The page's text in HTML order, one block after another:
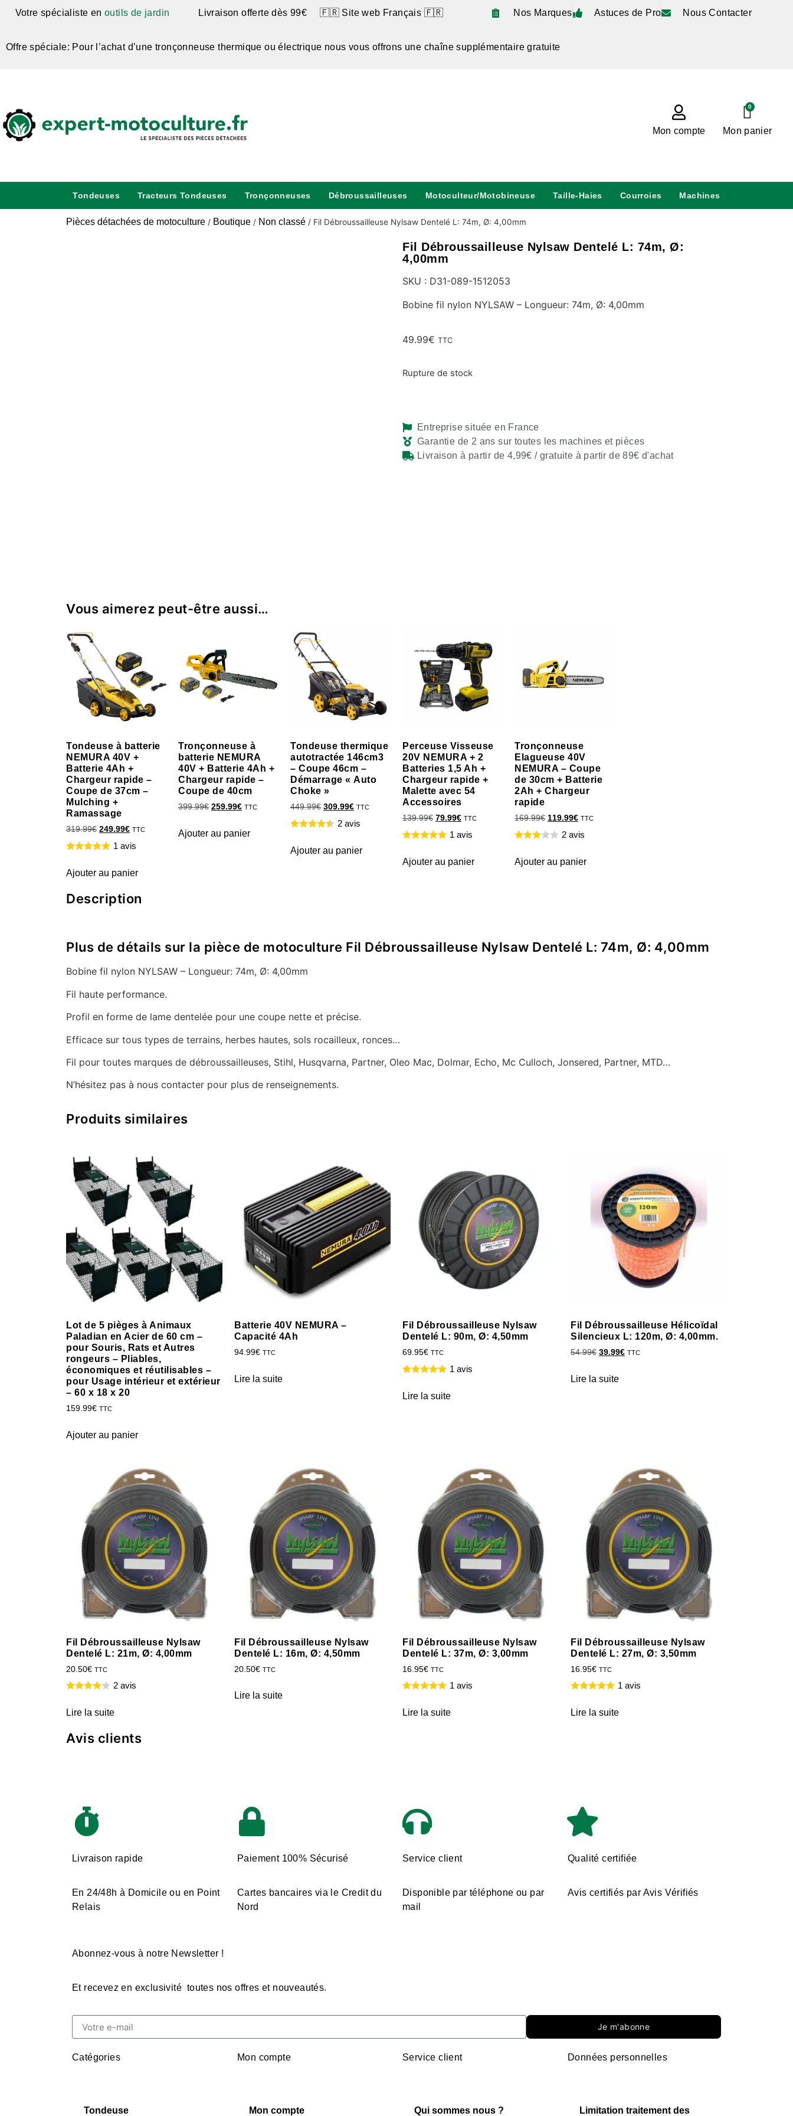
Votre spécialiste en outils de jardin Livraison offerte dès 99€ 🇫🇷 Site web Français 🇫🇷 Nos Marques Astuces de Pro Nous Contacter
Offre spéciale: Pour l’achat d’une tronçonneuse thermique ou électrique nous vous offrons une chaîne supplémentaire gratuite
Mon compte
0
Mon panier
Tondeuses Tracteurs Tondeuses Tronçonneuses Débroussailleuses Motoculteur/Motobineuse Taille-Haies Courroies Machines
Pièces détachées de motoculture / Boutique / Non classé / Fil Débroussailleuse Nylsaw Dentelé L: 74m, Ø: 4,00mm
Fil Débroussailleuse Nylsaw Dentelé L: 74m, Ø:
4,00mm
SKU : D31-089-1512053
Bobine fil nylon NYLSAW – Longueur: 74m, Ø: 4,00mm
49.99€ TTC
Rupture de stock
Entreprise située en France
Garantie de 2 ans sur toutes les machines et pièces
Livraison à partir de 4,99€ / gratuite à partir de 89€ d'achat
Vous aimerez peut-être aussi…
Tondeuse à batterie
NEMURA 40V +
Batterie 4Ah +
Chargeur rapide –
Coupe de 37cm –
Mulching +
Ramassage
319.99€ 249.99€ TTC
1 avis
Ajouter au panier
Tronçonneuse à
batterie NEMURA
40V + Batterie 4Ah +
Chargeur rapide –
Coupe de 40cm
399.99€ 259.99€ TTC
Ajouter au panier
Tondeuse thermique
autotractée 146cm3
– Coupe 46cm –
Démarrage « Auto
Choke »
449.99€ 309.99€ TTC
2 avis
Ajouter au panier
Perceuse Visseuse
20V NEMURA + 2
Batteries 1,5 Ah +
Chargeur rapide +
Malette avec 54
Accessoires
139.99€ 79.99€ TTC
1 avis
Ajouter au panier
Tronçonneuse
Elagueuse 40V
NEMURA – Coupe
de 30cm + Batterie
2Ah + Chargeur
rapide
169.99€ 119.99€ TTC
2 avis
Ajouter au panier
Description
Plus de détails sur la pièce de motoculture Fil Débroussailleuse Nylsaw Dentelé L: 74m, Ø: 4,00mm
Bobine fil nylon NYLSAW – Longueur: 74m, Ø: 4,00mm
Fil haute performance.
Profil en forme de lame dentelée pour une coupe nette et précise.
Efficace sur tous types de terrains, herbes hautes, sols rocailleux, ronces…
Fil pour toutes marques de débroussailleuses, Stihl, Husqvarna, Partner, Oleo Mac, Dolmar, Echo, Mc Culloch, Jonsered, Partner, MTD…
N’hésitez pas à nous contacter pour plus de renseignements.
Produits similaires
Lot de 5 pièges à Animaux
Paladian en Acier de 60 cm –
pour Souris, Rats et Autres
rongeurs – Pliables,
économiques et réutilisables –
pour Usage intérieur et extérieur
– 60 x 18 x 20
159.99€ TTC
Ajouter au panier
Batterie 40V NEMURA –
Capacité 4Ah
94.99€ TTC
Lire la suite
Fil Débroussailleuse Nylsaw
Dentelé L: 90m, Ø: 4,50mm
69.95€ TTC
1 avis
Lire la suite
Fil Débroussailleuse Hélicoïdal
Silencieux L: 120m, Ø: 4,00mm.
54.99€ 39.99€ TTC
Lire la suite
Fil Débroussailleuse Nylsaw
Dentelé L: 21m, Ø: 4,00mm
20.50€ TTC
2 avis
Lire la suite
Fil Débroussailleuse Nylsaw
Dentelé L: 16m, Ø: 4,50mm
20.50€ TTC
Lire la suite
Fil Débroussailleuse Nylsaw
Dentelé L: 37m, Ø: 3,00mm
16.95€ TTC
1 avis
Lire la suite
Fil Débroussailleuse Nylsaw
Dentelé L: 27m, Ø: 3,50mm
16.95€ TTC
1 avis
Lire la suite
Avis clients
Livraison rapide
En 24/48h à Domicile ou en Point
Relais
Paiement 100% Sécurisé
Cartes bancaires via le Credit du
Nord
Service client
Disponible par téléphone ou par
mail
Qualité certifiée
Avis certifiés par Avis Vérifiés
Abonnez-vous à notre Newsletter !
Et recevez en exclusivité toutes nos offres et nouveautés.
Je m'abonne
Catégories
Tondeuse
Mon compte
Mon compte
Service client
Qui sommes nous ?
Données personnelles
Limitation traitement des